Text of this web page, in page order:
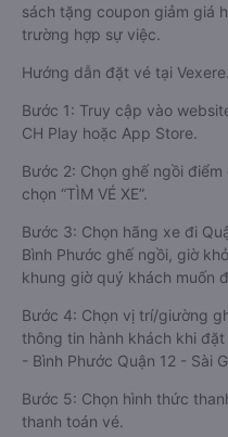
sách tặng coupon giảm giá
trường hợp sự việc.
Hướng dẫn đặt vé tại
Bước 1: Truy cập vào
CH Play hoặc App Store.
Bước 2: Chọn ghế ngồi
chọn “TÌM VÉ XE”.
Bước 3: Chọn hãng xe đi
Bình Phước ghế ngồi, giờ
khung giờ quý khách muốn
Bước 4: Chọn vị trí/giường
thông tin hành khách khi
- Bình Phước Quận 12 - Sài
Bước 5: Chọn hình thức
thanh toán vé.